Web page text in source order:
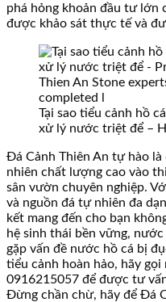
phá hỏng khoản đầu tư lớn
được khảo sát thực tế và
Tại sao tiểu cảnh hồ
xử lý nước triệt để –
Đá Cảnh Thiên An tự hào
nhiên chất lượng cao vào
sân vườn chuyên nghiệp.
và nguồn đá tự nhiên đa
kết mang đến cho bạn
hệ sinh thái bền vững,
gặp vấn đề nước hồ cá bị
tiểu cảnh hoàn hảo, hãy
0916215057 để được tư
Đừng chần chừ, hãy để Đá